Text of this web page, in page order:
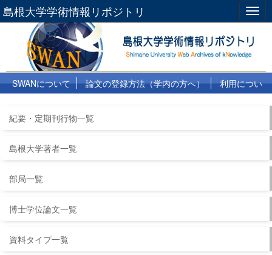
島根大学学術情報リポジトリ
SWANについて 論文の登録方法（学内の方へ）
利用につい
紀要・定期刊行物一覧
島根大学著者一覧
部局一覧
博士学位論文一覧
資料タイプ一覧